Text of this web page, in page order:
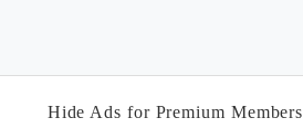
Hide Ads for Premium Members